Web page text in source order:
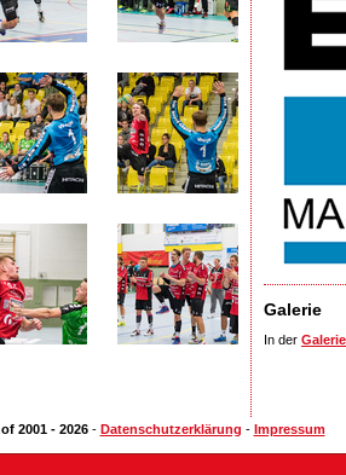
Galerie
In der Galerie
2001 - 2026- Datenschutzerklärung - Impressum